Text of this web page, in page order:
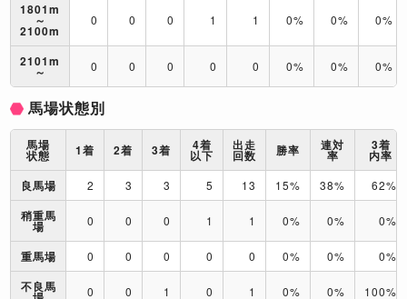
1801m
～
2100m
0 0 0 1 1 0% 0% 0%
2101m
～ 0 0 0 0 0 0% 0% 0%
馬場状態別
馬場
状態 1着 2着 3着 4着
以下
出走
回数 勝率 連対
率
3着
内率
良馬場
2 3 3 5 13 15% 38% 62%
稍重馬
場 0 0 0 1 1 0% 0% 0%
重馬場 0 0 0 0 0 0% 0% 0%
不良馬 0 0 1 0 1 0% 0% 100%